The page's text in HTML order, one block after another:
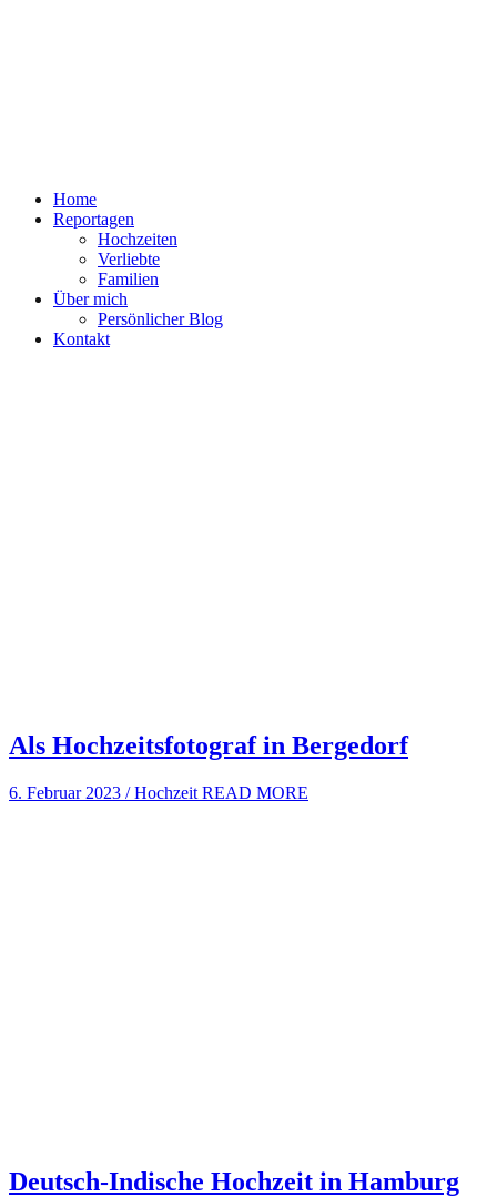
Home
Reportagen
Hochzeiten
Verliebte
Familien
Über mich
Persönlicher Blog
Kontakt
Als Hochzeitsfotograf in Bergedorf
6. Februar 2023 /Hochzeit READ MORE
Deutsch-Indische Hochzeit in Hamburg